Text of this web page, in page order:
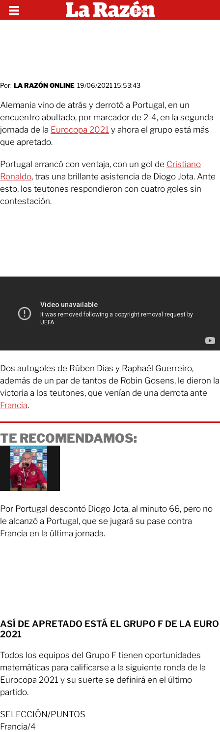
Por: LA RAZÓN ONLINE 19/06/2021 15:53:43
Alemania vino de atrás y derrotó a Portugal, en un
encuentro abultado, por marcador de 2-4, en la segunda
jornada de la Eurocopa 2021 y ahora el grupo está más
que apretado.
Portugal arrancó con ventaja, con un gol de Cristiano
Ronaldo, tras una brillante asistencia de Diogo Jota. Ante
esto, los teutones respondieron con cuatro goles sin
contestación.
Dos autogoles de Rúben Dias y Raphaël Guerreiro,
además de un par de tantos de Robin Gosens, le dieron la
victoria a los teutones, que venían de una derrota ante
Francia.
TE RECOMENDAMOS:
Por Portugal descontó Diogo Jota, al minuto 66, pero no
le alcanzó a Portugal, que se jugará su pase contra
Francia en la última jornada.
ASÍ DE APRETADO ESTÁ EL GRUPO F DE LA EURO
2021
Todos los equipos del Grupo F tienen oportunidades
matemáticas para calificarse a la siguiente ronda de la
Eurocopa 2021 y su suerte se definirá en el último
partido.
SELECCIÓN/PUNTOS
​Francia/4